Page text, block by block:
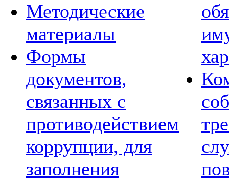
Методические
материалы
Формы
документов,
связанных с
противодействием
коррупции, для
заполнения